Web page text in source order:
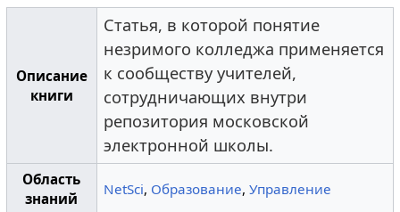
Описание
книги
Статья, в которой понятие
незримого колледжа применяется
к сообществу учителей,
сотрудничающих внутри
репозитория московской
электронной школы.
Область
знаний
NetSci, Образование,Управление